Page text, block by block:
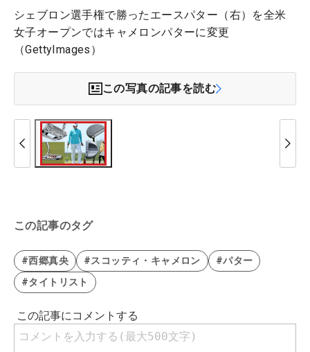
シェブロン選手権で勝ったエースパター（右）を全米
女子オープンではキャメロンパターに変更
（GettyImages）
この写真の記事を読む
この記事のタグ
#西郷真央 #スコッティ・キャメロン
#パター
#タイトリスト